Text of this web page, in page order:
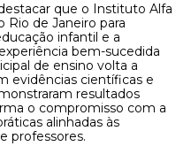
que o Instituto Alfa
de Janeiro para
infantil e a
bem-sucedida
de ensino volta a
evidências científicas e
resultados
o compromisso com a
alinhadas às
professores.